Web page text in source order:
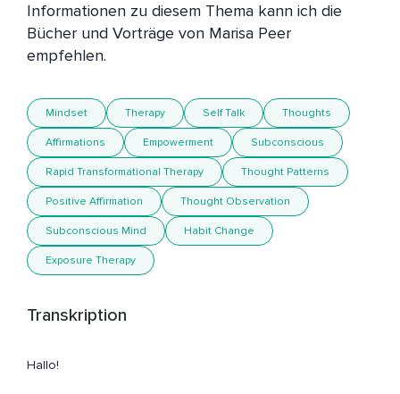
Informationen zu diesem Thema kann ich die
Bücher und Vorträge von Marisa Peer
Mindset Therapy Self Talk Thoughts
Affirmations Empowerment Subconscious
Rapid Transformational Therapy Thought Patterns
Positive Affirmation Thought Observation
Subconscious Mind Habit Change
Exposure Therapy
Transkription
Hallo!